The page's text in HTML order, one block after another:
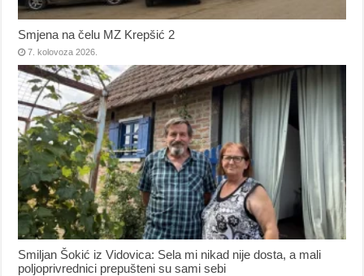
Smjena na čelu MZ Krepšić 2
7. kolovoza 2026.
Smiljan Šokić iz Vidovica: Sela mi nikad nije dosta, a mali
poljoprivrednici prepušteni su sami sebi